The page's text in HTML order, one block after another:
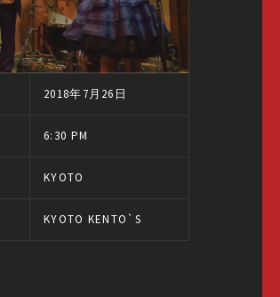
2018年7月26日
6:30 PM
KYOTO
KYOTO KENTO`S